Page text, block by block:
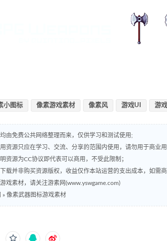
小图标 像素游戏素材 像素风 游戏UI 游
由免费公共网络整理而来，仅供学习和测试使用;
资源只应在学习、交流、分享的范围内使用，请勿用于商业
资源为CC协议即代表可以商用，不受此限制；
载并非购买资源版权，收益仅作本站运营的支出成本，如需商
戏素材，请关注游素网(www.yswgame.com)
» 像素武器图标游戏素材